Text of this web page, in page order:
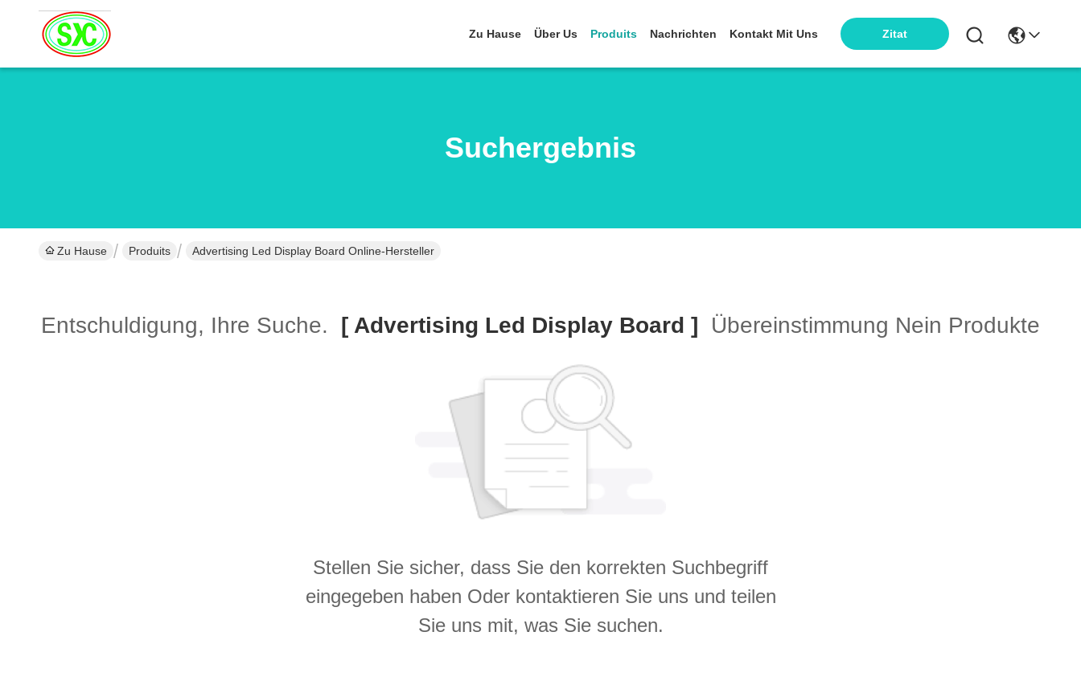
Zu Hause Über Us Produits Nachrichten Kontakt Mit Uns Zitat
Suchergebnis
Zu Hause Produits Advertising Led Display Board Online-Hersteller
Entschuldigung, Ihre Suche. [ Advertising Led Display Board ] Übereinstimmung Nein Produkte
Stellen Sie sicher, dass Sie den korrekten Suchbegriff
eingegeben haben Oder kontaktieren Sie uns und teilen
Sie uns mit, was Sie suchen.